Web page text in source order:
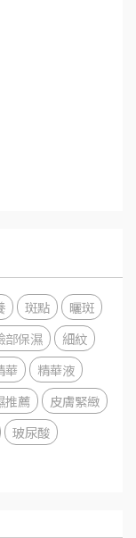
斑點
曬斑
部保濕
細紋
華
精華液
推薦
皮膚緊緻
玻尿酸